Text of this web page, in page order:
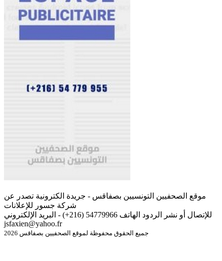
موقع الصحفيين التونسيين بصفاقس - جريدة الكترونية تصدر عن
شركة جسور للإعلانات
للإتصال أو نشر الردود الهاتف 54779966 (216+) - البريد الإلكتروني
jsfaxien@yahoo.fr
جميع الحقوق محفوظة لموقع الصحفيين بصفاقس 2026